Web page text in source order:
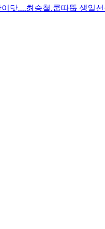
닷....최승철.쿱따뚭 생일